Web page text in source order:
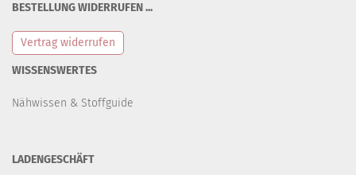
BESTELLUNG WIDERRUFEN ...
Vertrag widerrufen
WISSENSWERTES
Nähwissen & Stoffguide
LADENGESCHÄFT